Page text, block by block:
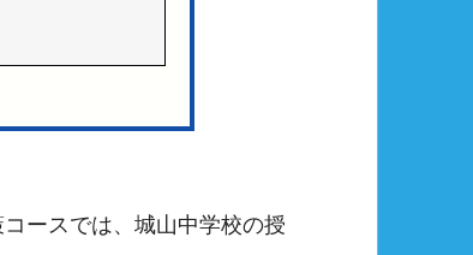
ースでは、城山中学校の授